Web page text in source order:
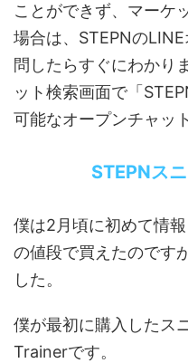
ことができず、マーケ
場合は、STEPNの
問したらすぐにわかり
ット検索画面で「
可能なオープンチャッ
STEPNス
僕は2月頃に初めて情
の値段で買えたのです
した。
僕が最初に購入したス
Trainerです。